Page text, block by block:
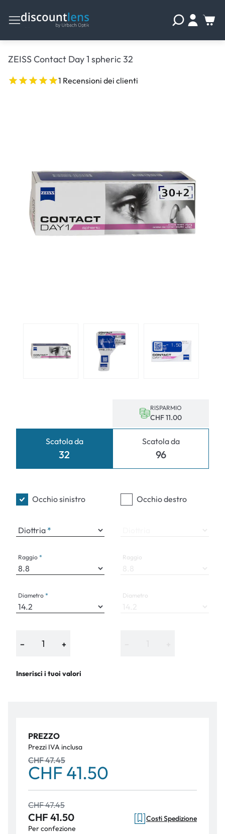
ZEISS Contact Day 1 spheric 32
1 Recensioni dei clienti
Scatola da
32
RISPARMIO
CHF 11.00
Scatola da
96
Occhio sinistro
Diottria
Raggio
Diametro
− +
Inserisci i tuoi valori
Occhio destro
Raggio
Diametro
PREZZO
Prezzi IVA inclusa
CHF 47.45
CHF 41.50
CHF 47.45
CHF 41.50
Per confezione
Costi Spedizione